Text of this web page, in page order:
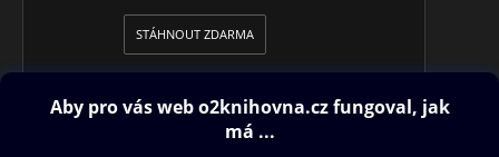
STÁHNOUT ZDARMA